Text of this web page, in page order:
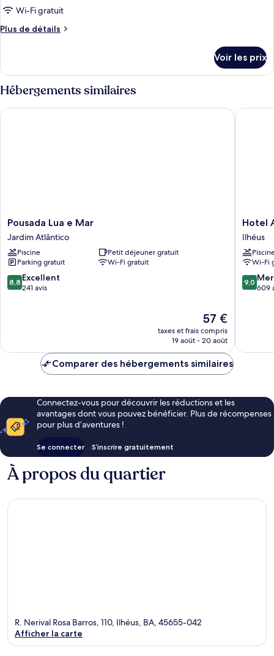
de
privée
ce
type
de
Chambre
Quadruple
Familiale,
salle
Wi-Fi gratuit
Plus de détails
Plus
le
type
de
chambre
Chambre
Voir les prix
Hébergements similaires
Pousada
Lua
e
Mar
Jardim
Atlântico
Pousada Lua e Mar
Jardim Atlântico
Piscine
Petit déjeuner gratuit
Parking gratuit
Wi-Fi gratuit
8.8
sur
8,8 Excellent
241 avis
Le
nouveau
prix
de
57 €
taxes et frais compris
19 août - 20 août
Pousada Lua e Mar
Hotel
Aldeia
da
Praia
Ilhéus
Hotel
Ilhéus
Wi-Fi
9.0
sur
9,0
609
Hotel
Comparer des hébergements similaires
Connectez-vous pour découvrir les réductions et les
avantages dont vous pouvez bénéficier. Plus de récompenses
pour plus d’aventures !
Se connecter S’inscrire gratuitement
À propos du quartier
R. Nerival Rosa Barros, 110, Ilhéus, BA, 45655-042
Afficher la carte